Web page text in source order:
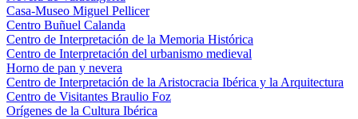
Casa-Museo Miguel Pellicer
Centro Buñuel Calanda
Centro de Interpretación de la Memoria Histórica
Centro de Interpretación del urbanismo medieval
Horno de pan y nevera
Centro de Interpretación de la Aristocracia Ibérica y la Arquitectura
Centro de Visitantes Braulio Foz
Orígenes de la Cultura Ibérica